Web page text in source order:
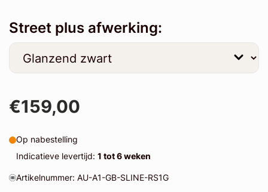
Street plus afwerking:
€159,00
Op nabestelling
Indicatieve levertijd: 1 tot 6 weken
Artikelnummer: AU-A1-GB-SLINE-RS1G